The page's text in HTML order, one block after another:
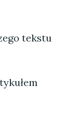
tekstu